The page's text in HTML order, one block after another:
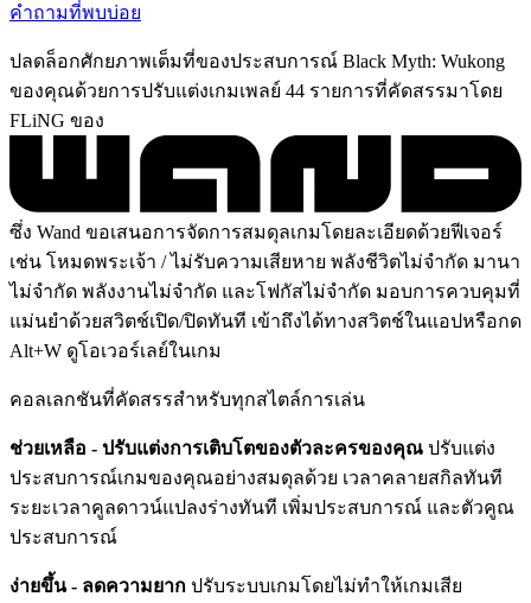
คำถามที่พบบ่อย
ปลดล็อกศักยภาพเต็มที่ของประสบการณ์ Black Myth: Wukong
ของคุณด้วยการปรับแต่งเกมเพลย์ 44 รายการที่คัดสรรมาโดย
FLiNG ของ
ซึ่ง Wand ขอเสนอการจัดการสมดุลเกมโดยละเอียดด้วยฟีเจอร์
เช่น โหมดพระเจ้า / ไม่รับความเสียหาย พลังชีวิตไม่จำกัด มานา
ไม่จำกัด พลังงานไม่จำกัด และโฟกัสไม่จำกัด มอบการควบคุมที่
แม่นยำด้วยสวิตช์เปิด/ปิดทันที เข้าถึงได้ทางสวิตช์ในแอปหรือกด
Alt+W ดูโอเวอร์เลย์ในเกม
คอลเลกชันที่คัดสรรสำหรับทุกสไตล์การเล่น
ช่วยเหลือ - ปรับแต่งการเติบโตของตัวละครของคุณ ปรับแต่ง
ประสบการณ์เกมของคุณอย่างสมดุลด้วย เวลาคลายสกิลทันที
ระยะเวลาคูลดาวน์แปลงร่างทันที เพิ่มประสบการณ์ และตัวคูณ
ประสบการณ์
ง่ายขึ้น - ลดความยาก ปรับระบบเกมโดยไม่ทำให้เกมเสีย